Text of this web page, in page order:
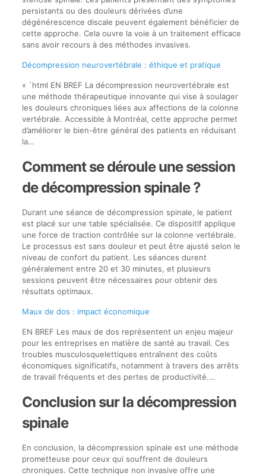
persistants ou des douleurs dérivées d’une
dégénérescence discale peuvent également bénéficier de
cette approche. Cela ouvre la voie à un traitement efficace
sans avoir recours à des méthodes invasives.
Décompression neurovertébrale : éthique et pratique
« `html EN BREF La décompression neurovertébrale est
une méthode thérapeutique innovante qui vise à soulager
les douleurs chroniques liées aux affections de la colonne
vertébrale. Accessible à Montréal, cette approche permet
d’améliorer le bien-être général des patients en réduisant
la…
Comment se déroule une session
de décompression spinale ?
Durant une séance de décompression spinale, le patient
est placé sur une table spécialisée. Ce dispositif applique
une force de traction contrôlée sur la colonne vertébrale.
Le processus est sans douleur et peut être ajusté selon le
niveau de confort du patient. Les séances durent
généralement entre 20 et 30 minutes, et plusieurs
sessions peuvent être nécessaires pour obtenir des
résultats optimaux.
Maux de dos : impact économique
EN BREF Les maux de dos représentent un enjeu majeur
pour les entreprises en matière de santé au travail. Ces
troubles musculosquelettiques entraînent des coûts
économiques significatifs, notamment à travers des arrêts
de travail fréquents et des pertes de productivité.…
Conclusion sur la décompression
spinale
En conclusion, la décompression spinale est une méthode
prometteuse pour ceux qui souffrent de douleurs
chroniques. Cette technique non invasive offre une